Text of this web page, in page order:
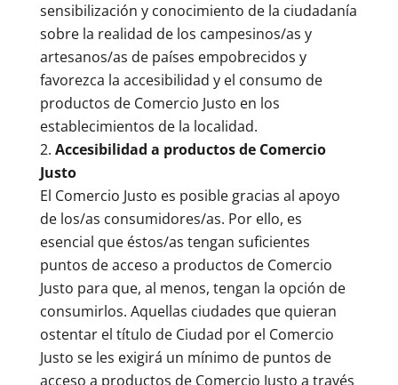
sensibilización y conocimiento de la ciudadanía
sobre la realidad de los campesinos/as y
artesanos/as de países empobrecidos y
favorezca la accesibilidad y el consumo de
productos de Comercio Justo en los
establecimientos de la localidad.
Accesibilidad a productos de Comercio
Justo
El Comercio Justo es posible gracias al apoyo
de los/as consumidores/as. Por ello, es
esencial que éstos/as tengan suficientes
puntos de acceso a productos de Comercio
Justo para que, al menos, tengan la opción de
consumirlos. Aquellas ciudades que quieran
ostentar el título de Ciudad por el Comercio
Justo se les exigirá un mínimo de puntos de
acceso a productos de Comercio Justo a través